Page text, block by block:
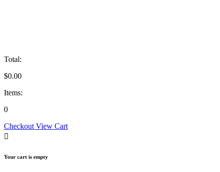
Total:
$0.00
Items:
0
Checkout View Cart
Your cart is empty